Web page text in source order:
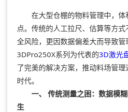
在大型仓棚的物料管理中，体
点。传统的人工拉尺、估算等方
全风险，更因数据偏差大而导致
3DPro250X系列为代表的3D激光
了完美的解决方案，推动料场管
时代。
一、 传统测量之困：数据模
生